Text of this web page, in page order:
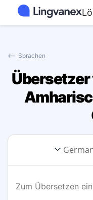
⟵ Sprachen
Übersetzer